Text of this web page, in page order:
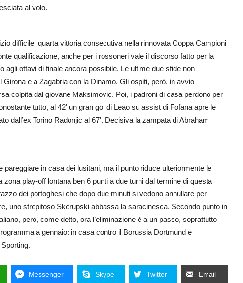
al volo.
difficile, quarta vittoria consecutiva nella rinnovata Coppa Campioni
qualificazione, anche per i rossoneri vale il discorso fatto per la
agli ottavi di finale ancora possibile. Le ultime due sfide non
e a Zagabria con la Dinamo. Gli ospiti, però, in avvio
colpita dal giovane Maksimovic. Poi, i padroni di casa perdono per
tutto, al 42′ un gran gol di Leao su assist di Fofana apre le
dall’ex Torino Radonjic al 67′. Decisiva la zampata di Abraham
pareggiare in casa dei lusitani, ma il punto riduce ulteriormente le
zona play-off lontana ben 6 punti a due turni dal termine di questa
dei portoghesi che dopo due minuti si vedono annullare per
uno strepitoso Skorupski abbassa la saracinesca. Secondo punto in
però, come detto, ora l’eliminazione è a un passo, soprattutto
a gennaio: in casa contro il Borussia Dortmund e
Messenger Skype Twitter Email